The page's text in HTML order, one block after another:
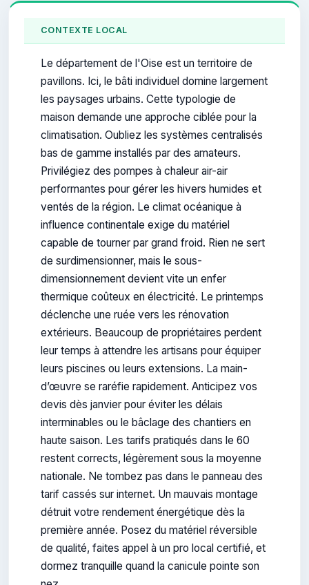
CONTEXTE LOCAL
Le département de l'Oise est un territoire de
pavillons. Ici, le bâti individuel domine largement
les paysages urbains. Cette typologie de
maison demande une approche ciblée pour la
climatisation. Oubliez les systèmes centralisés
bas de gamme installés par des amateurs.
Privilégiez des pompes à chaleur air-air
performantes pour gérer les hivers humides et
ventés de la région. Le climat océanique à
influence continentale exige du matériel
capable de tourner par grand froid. Rien ne sert
de surdimensionner, mais le sous-
dimensionnement devient vite un enfer
thermique coûteux en électricité. Le printemps
déclenche une ruée vers les rénovation
extérieurs. Beaucoup de propriétaires perdent
leur temps à attendre les artisans pour équiper
leurs piscines ou leurs extensions. La main-
d’œuvre se raréfie rapidement. Anticipez vos
devis dès janvier pour éviter les délais
interminables ou le bâclage des chantiers en
haute saison. Les tarifs pratiqués dans le 60
restent corrects, légèrement sous la moyenne
nationale. Ne tombez pas dans le panneau des
tarif cassés sur internet. Un mauvais montage
détruit votre rendement énergétique dès la
première année. Posez du matériel réversible
de qualité, faites appel à un pro local certifié, et
dormez tranquille quand la canicule pointe son